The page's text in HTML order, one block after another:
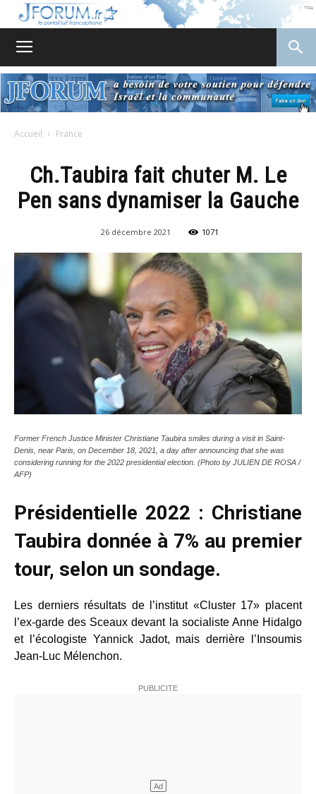
Accueil France
Ch.Taubira fait chuter M. Le
Pen sans dynamiser la Gauche
26 décembre 2021 1071
Former French Justice Minister Christiane Taubira smiles during a visit in Saint-
Denis, near Paris, on December 18, 2021, a day after announcing that she was
considering running for the 2022 presidential election. (Photo by JULIEN DE ROSA /
AFP)
Présidentielle 2022 : Christiane
Taubira donnée à 7% au premier
tour, selon un sondage.
Les derniers résultats de l’institut «Cluster 17» placent
l’ex-garde des Sceaux devant la socialiste Anne Hidalgo
et l’écologiste Yannick Jadot, mais derrière l’Insoumis
Jean-Luc Mélenchon.